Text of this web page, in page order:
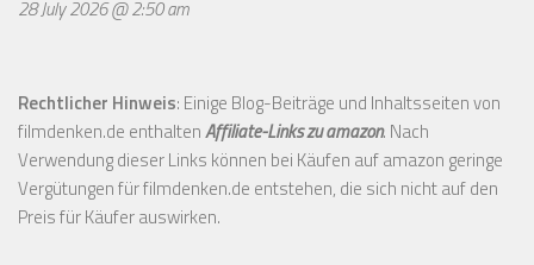
28 July 2026 @ 2:50 am
Rechtlicher Hinweis: Einige Blog-Beiträge und Inhaltsseiten von
filmdenken.de enthaltenAffiliate-Links zu amazon. Nach
Verwendung dieser Links können bei Käufen auf amazon geringe
Vergütungen für filmdenken.de entstehen, die sich nicht auf den
Preis für Käufer auswirken.